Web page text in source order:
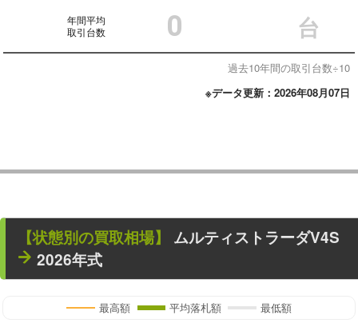
年間平均
取引台数
0 台
過去10年間の取引台数÷10
※データ更新：2026年08月07日
【状態別の買取相場】
ムルティストラーダV4S
2026年式
最高額 平均落札額 最低額